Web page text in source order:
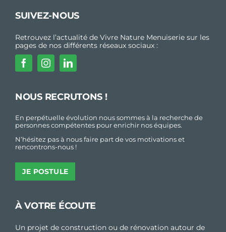
SUIVEZ-NOUS
Retrouvez l’actualité de Vivre Nature Menuiserie sur les
pages de nos différents réseaux sociaux :
NOUS RECRUTONS !
En perpétuelle évolution nous sommes à la recherche de
personnes compétentes pour enrichir nos équipes.
N’hésitez pas à nous faire part de vos motivations et
rencontrons-nous !
JE POSTULE
À VOTRE ÉCOUTE
Un projet de construction ou de rénovation autour de